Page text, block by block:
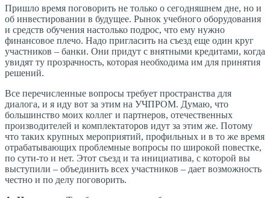
Пришло время поговорить не только о сегодняшнем дне, но и
об инвестировании в будущее. Рынок учебного оборудования
и средств обучения настолько подрос, что ему нужно
финансовое плечо. Надо пригласить на съезд еще один круг
участников – банки. Они придут с внятными кредитами, когда
увидят ту прозрачность, которая необходима им для принятия
решений.
Все перечисленные вопросы требует пространства для
диалога, и я иду вот за этим на УЧПРОМ. Думаю, что
большинство моих коллег и партнеров, отечественных
производителей и комплектаторов идут за этим же. Потому
что таких крупных мероприятий, профильных и в то же время
отрабатывающих проблемные вопросы по широкой повестке,
по сути-то и нет. Этот съезд и та инициатива, с которой вы
выступили – объединить всех участников – дает возможность
честно и по делу поговорить.